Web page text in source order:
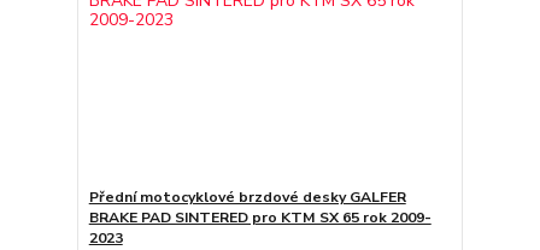
Přední motocyklové brzdové desky GALFER
BRAKE PAD SINTERED pro KTM SX 65 rok 2009-
2023